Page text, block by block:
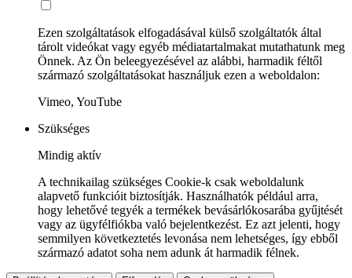
Ezen szolgáltatások elfogadásával külső szolgáltatók által
tárolt videókat vagy egyéb médiatartalmakat mutathatunk meg
Önnek. Az Ön beleegyezésével az alábbi, harmadik féltől
származó szolgáltatásokat használjuk ezen a weboldalon:
Vimeo, YouTube
Szükséges
Mindig aktív
A technikailag szükséges Cookie-k csak weboldalunk
alapvető funkcióit biztosítják. Használhatók például arra,
hogy lehetővé tegyék a termékek bevásárlókosarába gyűjtését
vagy az ügyfélfiókba való bejelentkezést. Ez azt jelenti, hogy
semmilyen következtetés levonása nem lehetséges, így ebből
származó adatot soha nem adunk át harmadik félnek.